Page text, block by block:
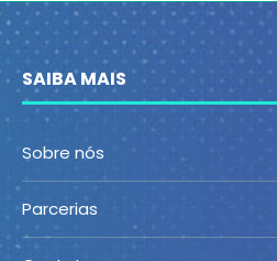
SAIBA MAIS
Sobre nós
Parcerias